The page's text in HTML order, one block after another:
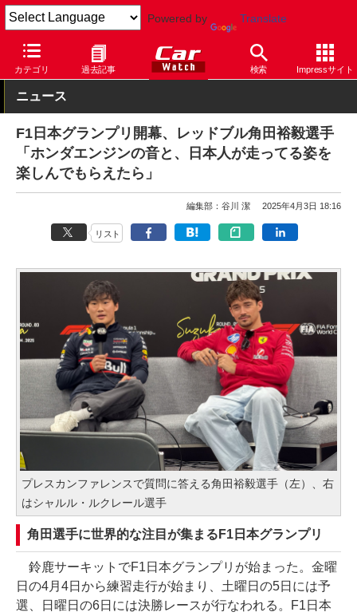
Powered by Translate
カテゴリ 過去記事 検索 Impressサイト
Car Watch モータースポーツ F1
ニュース
F1日本グランプリ開幕、レッドブル角田裕毅選手
「ホンダエンジンの音と、日本人が走ってる姿を
楽しんでもらえたら」
編集部：谷川 潔 2025年4月3日 18:16
リスト
プレスカンファレンスで質問に答える角田裕毅選手（左）、右
はシャルル・ルクレール選手
角田選手に世界的な注目が集まるF1日本グランプリ
鈴鹿サーキットでF1日本グランプリが始まった。金曜
日の4月4日から練習走行が始まり、土曜日の5日には予
選、日曜日の6日には決勝レースが行なわれる。F1日本